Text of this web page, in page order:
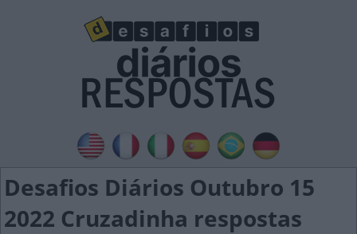
Desafios Diários Outubro 15
2022 Cruzadinha respostas